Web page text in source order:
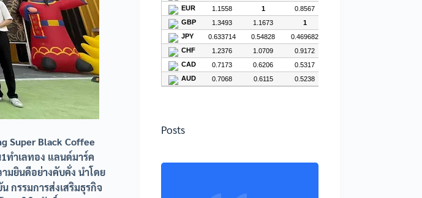
Super Black Coffee
ทำเลทอง แลนด์มาร์ค
มยินดีอย่างคับคั่ง นำโดย
กรรมการส่งเสริมธุรกิจ
Posts